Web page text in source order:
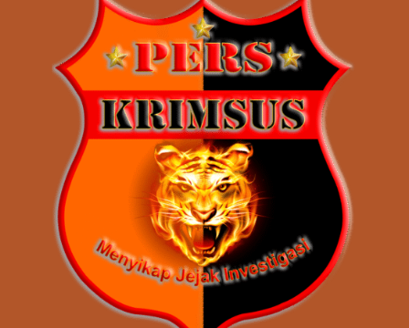
Kode Etik
Disclaimer
Privacy Policy
Pedoman Media
sukma.or.id
sukma.co.id
kominfo.co.id
expost.co.id
tinta.co.id
siap86.co.id
onenews.co.id
satusuara.co.id
halloindonesia.co.id